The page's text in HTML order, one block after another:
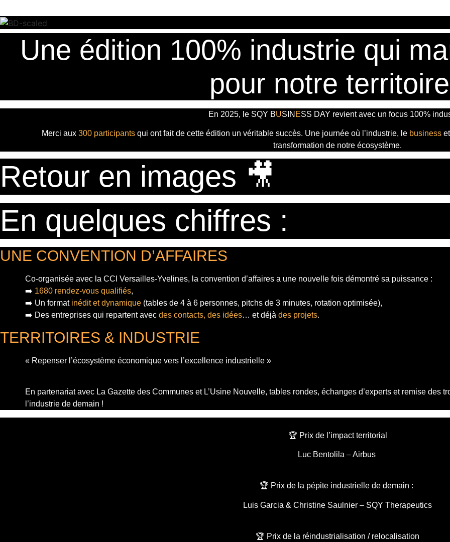
au
contenu
Une édition 100% industrie qui
pour notre
En 2025, le SQY BUSIN ESS DAY revient avec un focus 100%
Merci aux 300 participants qui ont fait de cette édition un véritable succès. Une journée où l’industrie, le business et
transformation de notre écosystème.
Retour en images 🎥
En quelques chiffres :
UNE CONVENTION D’AFFAIRES
Co-organisée avec la CCI Versailles-Yvelines, la convention d’affaires a une nouvelle fois démontré sa puissance :
➡️ 1680 rendez-vous qualifiés,
➡️ Un format inédit et dynamique (tables de 4 à 6 personnes, pitchs de 3 minutes, rotation optimisée),
➡️ Des entreprises qui repartent avec des contacts, des idées… et déjà des projets.
TERRITOIRES & INDUSTRIE
« Repenser l’écosystème économique vers l’excellence industrielle »
En partenariat avec La Gazette des Communes et L’Usine Nouvelle, tables rondes, échanges d’experts et remise des
l’industrie de demain !
🏆 Prix de l’impact territorial
Luc Bentolila – Airbus
🏆 Prix de la pépite industrielle de demain :
Luis Garcia & Christine Saulnier – SQY Therapeutics
🏆 Prix de la réindustrialisation / relocalisation